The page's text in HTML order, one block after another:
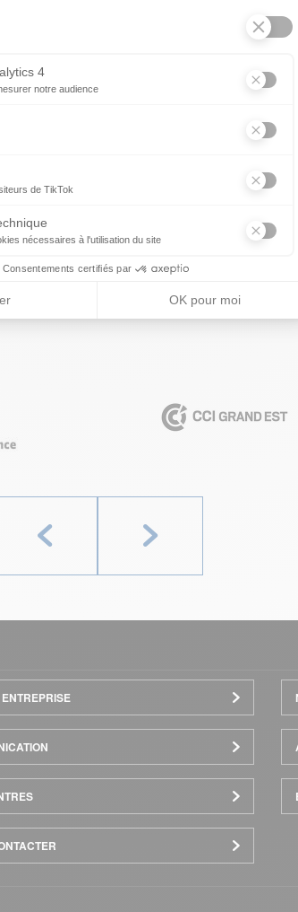
4
notre audience
de TikTok
nécessaires à l'utilisation du site
Consentements certifiés par
OK pour moi
Précédent